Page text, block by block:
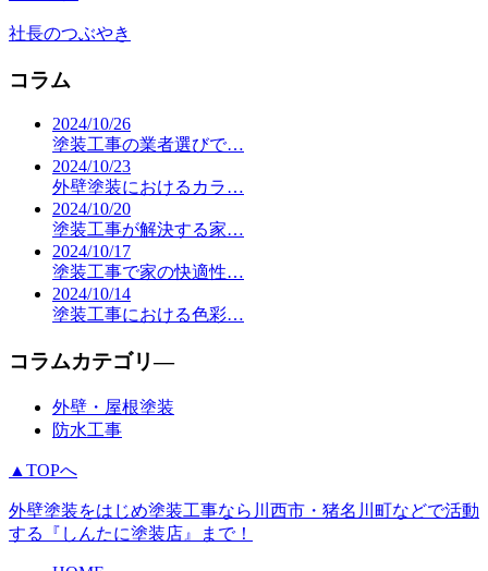
社長のつぶやき
コラム
2024/10/26
塗装工事の業者選びで…
2024/10/23
外壁塗装におけるカラ…
2024/10/20
塗装工事が解決する家…
2024/10/17
塗装工事で家の快適性…
2024/10/14
塗装工事における色彩…
コラムカテゴリ―
外壁・屋根塗装
防水工事
▲TOPへ
外壁塗装をはじめ塗装工事なら川西市・猪名川町などで活動
する『しんたに塗装店』まで！